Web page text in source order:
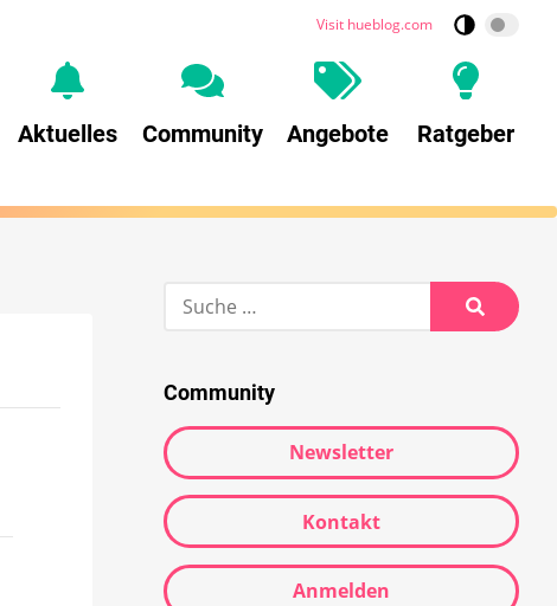
Visit hueblog.com
Aktuelles Community Angebote Ratgeber
Community
Newsletter
Kontakt
Anmelden